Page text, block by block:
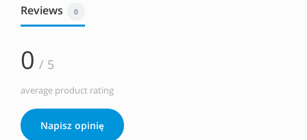
Reviews 0
0 / 5
average product rating
Napisz opinię